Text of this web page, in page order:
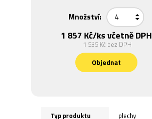
Množství:
1 857 Kč/ks včetně DPH
1 535 Kč bez DPH
Objednat
Typ produktu
plechy